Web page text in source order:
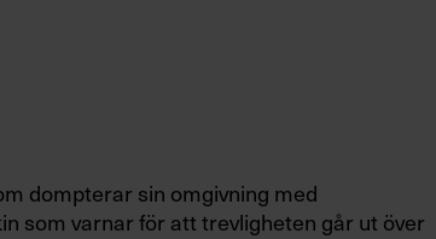
dompterar sin omgivning med
som varnar för att trevligheten går ut över